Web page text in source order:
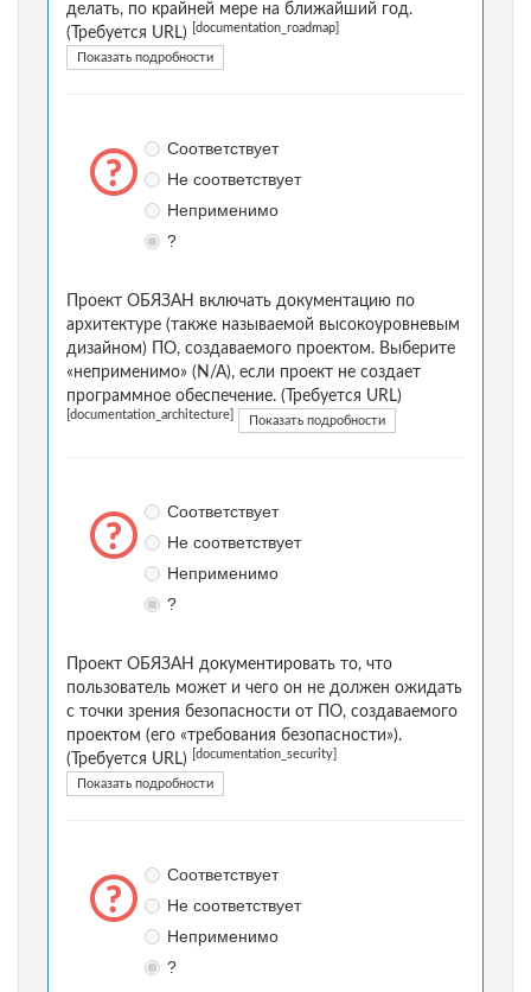
делать, по крайней мере на ближайший год.
(Требуется URL)
[documentation_roadmap]
Показать подробности
Соответствует
Не соответствует
Неприменимо
?
Проект ОБЯЗАН включать документацию по
архитектуре (также называемой высокоуровневым
дизайном) ПО, создаваемого проектом. Выберите
«неприменимо» (N/A), если проект не создает
программное обеспечение. (Требуется URL)
[documentation_architecture] Показать подробности
Соответствует
Не соответствует
Неприменимо
?
Проект ОБЯЗАН документировать то, что
пользователь может и чего он не должен ожидать
с точки зрения безопасности от ПО, создаваемого
проектом (его «требования безопасности»).
(Требуется URL)
[documentation_security]
Показать подробности
Соответствует
Не соответствует
Неприменимо
?